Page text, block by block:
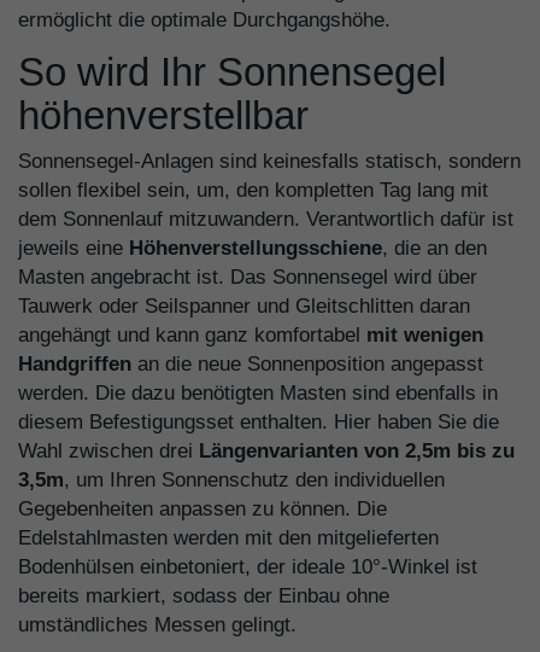
ermöglicht die optimale Durchgangshöhe.
So wird Ihr Sonnensegel
höhenverstellbar
Sonnensegel-Anlagen sind keinesfalls statisch, sondern
sollen flexibel sein, um, den kompletten Tag lang mit
dem Sonnenlauf mitzuwandern. Verantwortlich dafür ist
jeweils eine Höhenverstellungsschiene, die an den
Masten angebracht ist. Das Sonnensegel wird über
Tauwerk oder Seilspanner und Gleitschlitten daran
angehängt und kann ganz komfortabel mit wenigen
Handgriffen an die neue Sonnenposition angepasst
werden. Die dazu benötigten Masten sind ebenfalls in
diesem Befestigungsset enthalten. Hier haben Sie die
Wahl zwischen drei Längenvarianten von 2,5m bis zu
3,5m, um Ihren Sonnenschutz den individuellen
Gegebenheiten anpassen zu können. Die
Edelstahlmasten werden mit den mitgelieferten
Bodenhülsen einbetoniert, der ideale 10°-Winkel ist
bereits markiert, sodass der Einbau ohne
umständliches Messen gelingt.